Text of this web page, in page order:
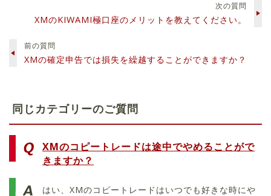
前の質問
XMの確定申告では損失を繰越することができますか？
次の質問
XMのKIWAMI極口座のメリットを教えてください。
同じカテゴリーのご質問
XMのコピートレードは途中でやめることがで
きますか？
はい、XMのコピートレードはいつでも好きな時にや